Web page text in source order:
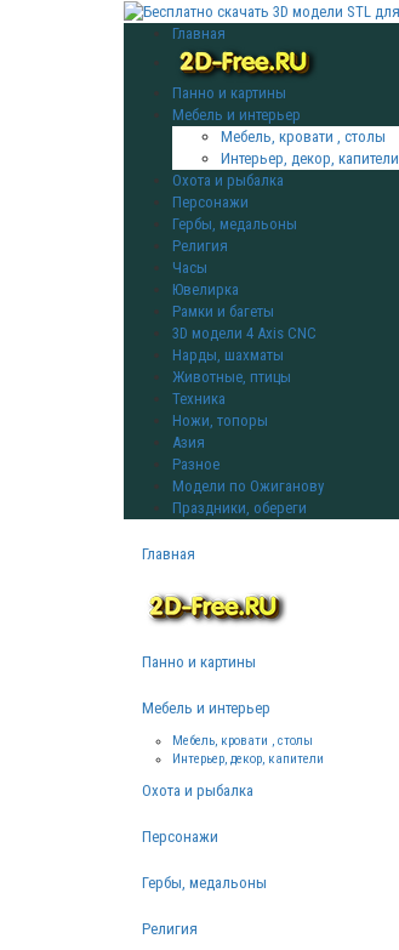
Главная
Панно и картины
Мебель и интерьер
Мебель, кровати , столы
Интерьер, декор, капители
Охота и рыбалка
Персонажи
Гербы, медальоны
Религия
Часы
Ювелирка
Рамки и багеты
3D модели 4 Axis CNC
Нарды, шахматы
Животные, птицы
Техника
Ножи, топоры
Азия
Разное
Модели по Ожиганову
Праздники, обереги
Главная
Панно и картины
Мебель и интерьер
Мебель, кровати , столы
Интерьер, декор, капители
Охота и рыбалка
Персонажи
Гербы, медальоны
Религия